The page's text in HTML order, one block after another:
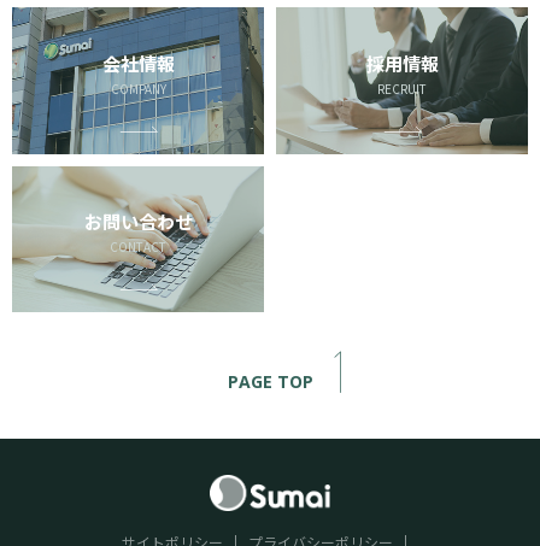
会社情報
COMPANY
採用情報
RECRUIT
お問い合わせ
CONTACT
PAGE TOP